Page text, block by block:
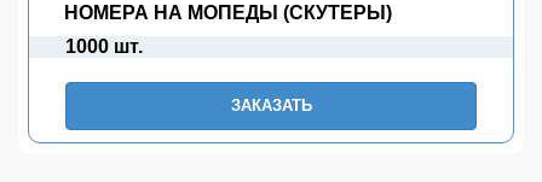
НОМЕРА НА МОПЕДЫ (СКУТЕРЫ)
1000 шт.
ЗАКАЗАТЬ